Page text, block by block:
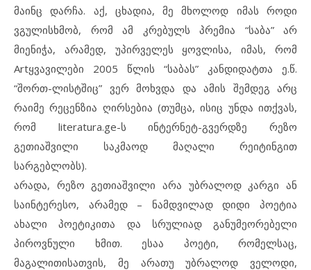
მაინც დარჩა. აქ, ცხადია, მე მხოლოდ იმას როდი
ვგულისხმობ, რომ ამ კრებულს პრემია “საბა” არ
მიენიჭა, არამედ, უპირველეს ყოვლისა, იმას, რომ
Artყვავილები 2005 წლის “საბას” კანდიდატთა ე.წ.
“შორთ-ლისტშიც” ვერ მოხვდა და ამის შემდეგ არც
რაიმე რეცენზია ღირსებია (თუმცა, ისიც უნდა ითქვას,
რომ literatura.ge-ს ინტერნეტ-გვერდზე რეზო
გეთიაშვილი საკმაოდ მაღალი რეიტინგით
სარგებლობს).
არადა, რეზო გეთიაშვილი არა უბრალოდ კარგი ან
საინტერესო, არამედ – ნამდვილად დიდი პოეტია
ახალი პოეტიკითა და სრულიად განუმეორებელი
პიროვნული ხმით. ესაა პოეტი, რომელსაც,
მაგალითისათვის, მე არათუ უბრალოდ ველოდი,